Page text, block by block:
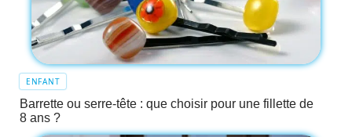
ENFANT
Barrette ou serre-tête : que choisir pour une fillette de
8 ans ?